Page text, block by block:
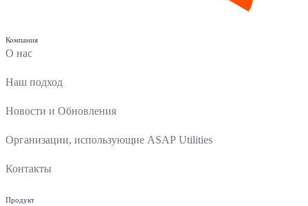
Компания
О нас
Наш подход
Новости и Обновления
Организации, использующие ASAP Utilities
Контакты
Продукт